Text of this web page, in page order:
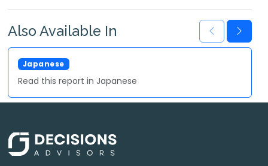
Also Available In
Japanese
Read this report in Japanese